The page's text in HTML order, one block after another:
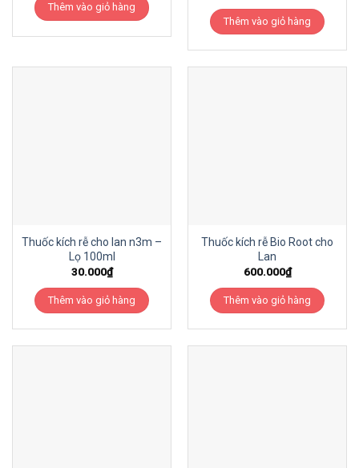
Thêm vào giỏ hàng
Thêm vào giỏ hàng
Thuốc kích rễ cho lan n3m –
Lọ 100ml
30.000₫
Thêm vào giỏ hàng
Thuốc kích rễ Bio Root cho
Lan
600.000₫
Thêm vào giỏ hàng